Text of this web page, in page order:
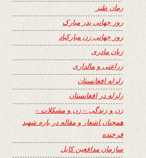
رمان طنز
روز جهانی پدر مبارک
روز جهانی زن مبارکباد
زبان مادری
زراعتی و مالداری
زلزله افغانستان
زلزله در افغانستان
زن و زندگی – زن و مشکلات –
همچنان اشعار و مقاله در باره شهید
فرخنده
سازمان مدافعین کابل